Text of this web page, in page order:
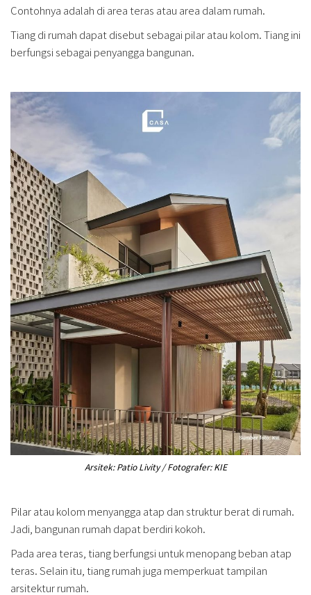
Contohnya adalah di area teras atau area dalam rumah.
Tiang di rumah dapat disebut sebagai pilar atau kolom. Tiang ini
berfungsi sebagai penyangga bangunan.
Arsitek: Patio Livity / Fotografer: KIE
Pilar atau kolom menyangga atap dan struktur berat di rumah.
Jadi, bangunan rumah dapat berdiri kokoh.
Pada area teras, tiang berfungsi untuk menopang beban atap
teras. Selain itu, tiang rumah juga memperkuat tampilan
arsitektur rumah.